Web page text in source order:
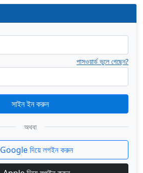
পাসওয়ার্ড ভুলে গেছেন?
সাইন ইন করুন
অথবা
Google দিয়ে লগইন করুন